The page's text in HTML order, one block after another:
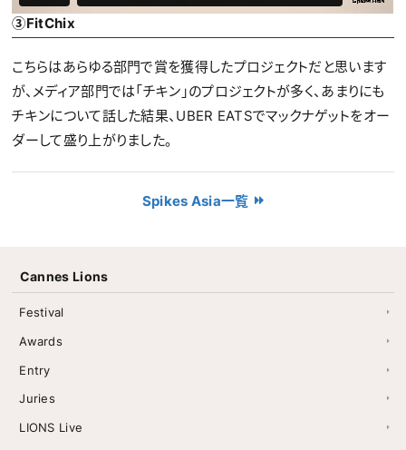
③FitChix
こちらはあらゆる部門で賞を獲得したプロジェクトだと思います
が、メディア部門では「チキン」のプロジェクトが多く、あまりにも
チキンについて話した結果、UBER EATSでマックナゲットをオー
ダーして盛り上がりました。
Spikes Asia一覧
Cannes Lions
Festival
Awards
Entry
Juries
LIONS Live